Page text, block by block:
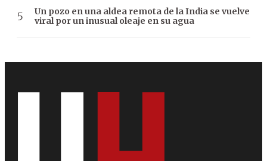
Un pozo en una aldea remota de la India se vuelve
viral por un inusual oleaje en su agua